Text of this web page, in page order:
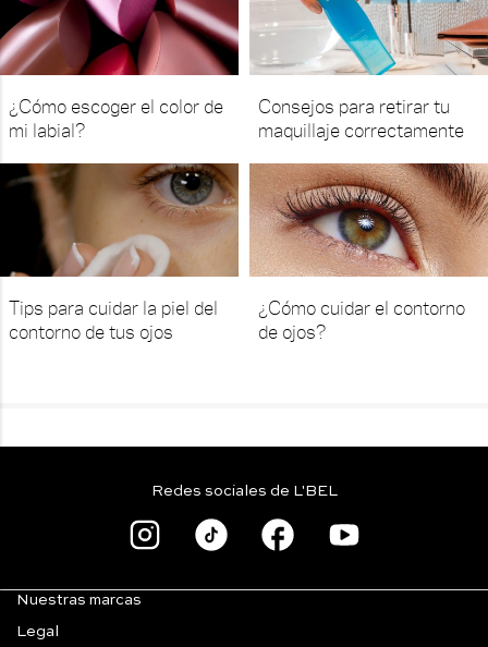
¿Cómo escoger el color de
mi labial?
Consejos para retirar tu
maquillaje correctamente
Tips para cuidar la piel del
contorno de tus ojos
¿Cómo cuidar el contorno
de ojos?
Nuestras marcas
Legal
Redes sociales de L'BEL